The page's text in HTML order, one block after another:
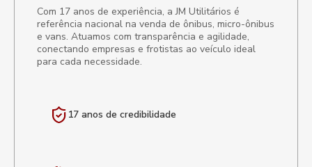
Com 17 anos de experiência, a JM Utilitários é
referência nacional na venda de ônibus, micro-ônibus
e vans. Atuamos com transparência e agilidade,
conectando empresas e frotistas ao veículo ideal
para cada necessidade.
17 anos de credibilidade